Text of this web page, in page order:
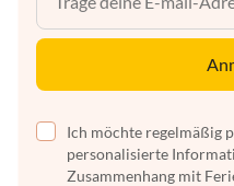
Ich möchte regelmäßig
personalisierte
Zusammenhang mit